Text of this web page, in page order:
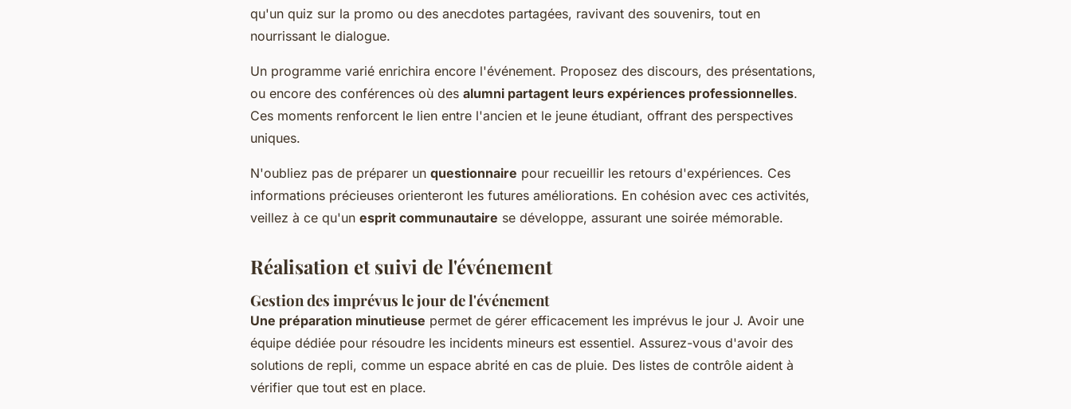
qu'un quiz sur la promo ou des anecdotes partagées, ravivant des souvenirs, tout en
nourrissant le dialogue.
Un programme varié enrichira encore l'événement. Proposez des discours, des présentations,
ou encore des conférences où des alumni partagent leurs expériences professionnelles.
Ces moments renforcent le lien entre l'ancien et le jeune étudiant, offrant des perspectives
uniques.
N'oubliez pas de préparer un questionnaire pour recueillir les retours d'expériences. Ces
informations précieuses orienteront les futures améliorations. En cohésion avec ces activités,
veillez à ce qu'un esprit communautaire se développe, assurant une soirée mémorable.
Réalisation et suivi de l'événement
Gestion des imprévus le jour de l'événement
Une préparation minutieuse permet de gérer efficacement les imprévus le jour J. Avoir une
équipe dédiée pour résoudre les incidents mineurs est essentiel. Assurez-vous d'avoir des
solutions de repli, comme un espace abrité en cas de pluie. Des listes de contrôle aident à
vérifier que tout est en place.